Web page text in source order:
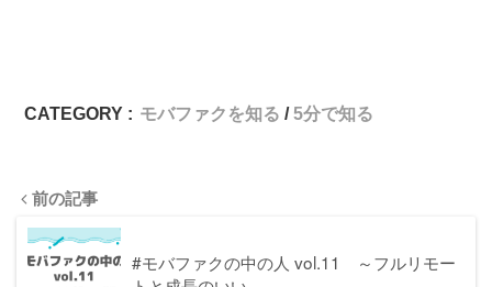
CATEGORY : モバファクを知る 5分で知る
前の記事
#モバファクの中の人 vol.11 ～フルリモー